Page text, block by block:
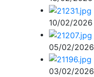
10/02/2026
05/02/2026
03/02/2026